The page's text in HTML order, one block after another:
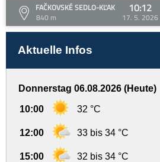
FAČKOVSKÉ SEDLO-KĽAK
840 m
10:12
17. 5. 2026
Aktuelle Infos
Donnerstag 06.08.2026 (Heute)
10:00 32 °C
12:00 33 bis 34 °C
15:00 32 bis 34 °C